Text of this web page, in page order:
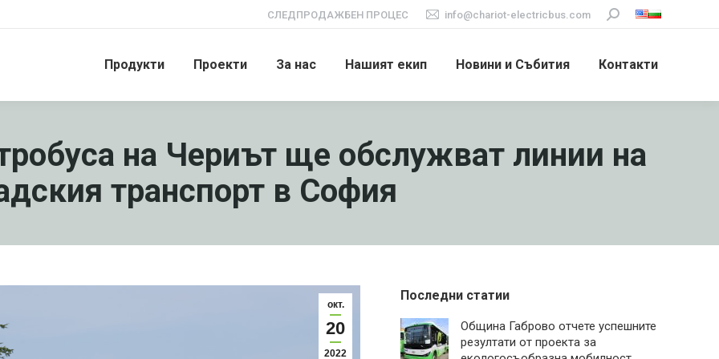
СЛЕДПРОДАЖБЕН ПРОЦЕС info@chariot-electricbus.com Search:
Продукти Проекти За нас Нашият екип Новини и Събития Контакти
на Чериът ще обслужват линии на
транспорт в София
окт.
20
2022
Последни статии
Община Габрово отчете успешните
резултати от проекта за